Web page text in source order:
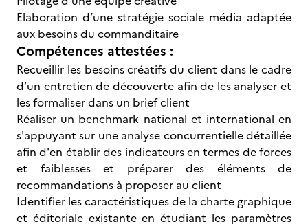
Elaboration d’une stratégie sociale média adaptée
aux besoins du commanditaire
Compétences attestées :
Recueillir les besoins créatifs du client dans le cadre
d’un entretien de découverte afin de les analyser et
les formaliser dans un brief client
Réaliser un benchmark national et international en
s'appuyant sur une analyse concurrentielle détaillée
afin d'en établir des indicateurs en termes de forces
et faiblesses et préparer des éléments de
recommandations à proposer au client
Identifier les caractéristiques de la charte graphique
et éditoriale existante en étudiant les paramètres